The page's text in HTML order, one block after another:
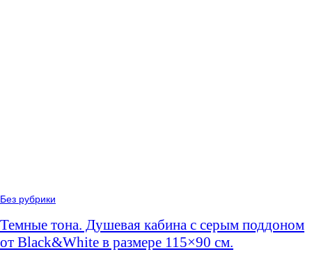
Без рубрики
Темные тона. Душевая кабина с серым поддоном
от Black&White в размере 115×90 cм.